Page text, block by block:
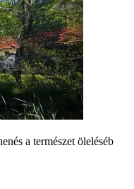
a természet öleléséb